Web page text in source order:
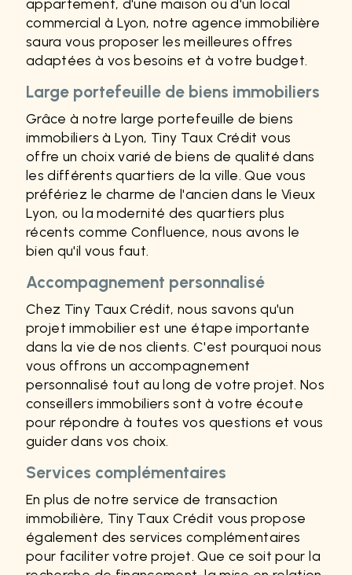
appartement, d'une maison ou d'un local
commercial à Lyon, notre agence immobilière
saura vous proposer les meilleures offres
adaptées à vos besoins et à votre budget.
Large portefeuille de biens immobiliers
Grâce à notre large portefeuille de biens
immobiliers à Lyon, Tiny Taux Crédit vous
offre un choix varié de biens de qualité dans
les différents quartiers de la ville. Que vous
préfériez le charme de l'ancien dans le Vieux
Lyon, ou la modernité des quartiers plus
récents comme Confluence, nous avons le
bien qu'il vous faut.
Accompagnement personnalisé
Chez Tiny Taux Crédit, nous savons qu'un
projet immobilier est une étape importante
dans la vie de nos clients. C'est pourquoi nous
vous offrons un accompagnement
personnalisé tout au long de votre projet. Nos
conseillers immobiliers sont à votre écoute
pour répondre à toutes vos questions et vous
guider dans vos choix.
Services complémentaires
En plus de notre service de transaction
immobilière, Tiny Taux Crédit vous propose
également des services complémentaires
pour faciliter votre projet. Que ce soit pour la